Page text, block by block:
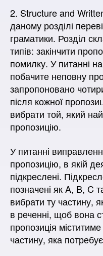
2. Structure and
даному розділі
граматики. Розділ
типів: закінчити
помилку. У питанні
побачите неповну
запропоновано
після кожної
вибрати той, який
пропозицію.
У питанні
пропозицію, в якій
підкреслені.
позначені як A, B, C
вибрати ту частину,
в реченні, щоб вона
пропозиція
частину, яка